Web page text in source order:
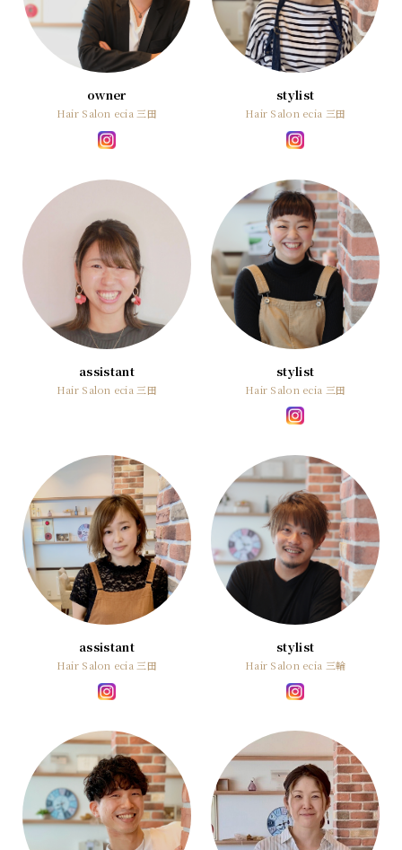
ブログ
Blog
お問い合わせ
owner
Hair Salon ecia 三田
stylist
Hair Salon ecia 三田
assistant
Hair Salon ecia 三田
stylist
Hair Salon ecia 三田
assistant
Hair Salon ecia 三田
stylist
Hair Salon ecia 三輪